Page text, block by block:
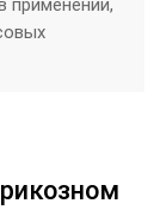
применении,